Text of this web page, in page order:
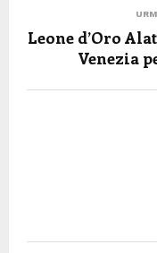
Leone d’Oro
Venezia